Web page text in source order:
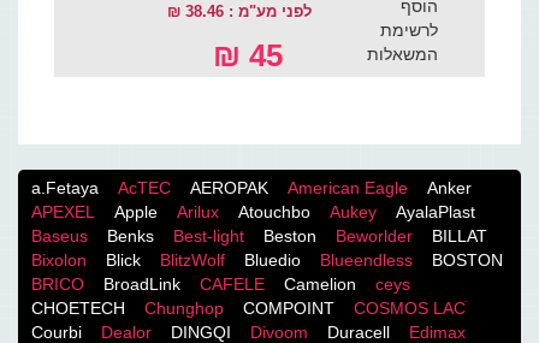
לפני מע"מ : 38.46 ₪
45 ₪
a.Fetaya AcTEC AEROPAK American Eagle
Anker
APEXEL
Apple Arilux Atouchbo Aukey
AyalaPlast
Baseus
Benks Best-light Beston Beworlder
BILLAT
Bixolon
Blick BlitzWolf Bluedio Blueendless
BOSTON
BRICO
BroadLink CAFELE Camelion
ceys
CHOETECH
Chunghop COMPOINT
COSMOS LACֹ
Courbi
Dealor DINGQI Divoom Duracell
Edimax